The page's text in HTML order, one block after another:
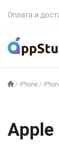
Оплата и
/ iPhone /
Apple